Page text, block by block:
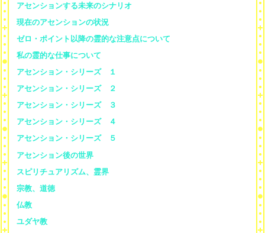
アセンションする未来のシナリオ
現在のアセンションの状況
ゼロ・ポイント以降の霊的な注意点について
私の霊的な仕事について
アセンション・シリーズ １
アセンション・シリーズ ２
アセンション・シリーズ ３
アセンション・シリーズ ４
アセンション・シリーズ ５
アセンション後の世界
スピリチュアリズム、霊界
宗教、道徳
仏教
ユダヤ教